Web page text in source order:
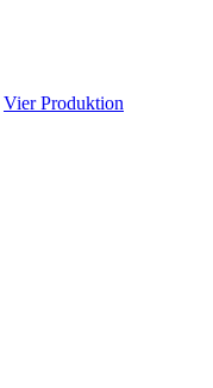
Vier Produktion